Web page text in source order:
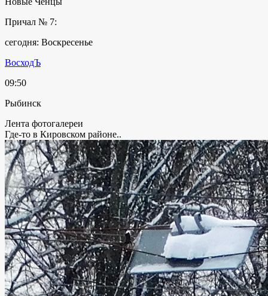
Причал № 7:
сегодня: Воскресенье
ВосходЪ
09:50
Рыбинск
Лента фотогалереи
Где-то в Кировском районе..